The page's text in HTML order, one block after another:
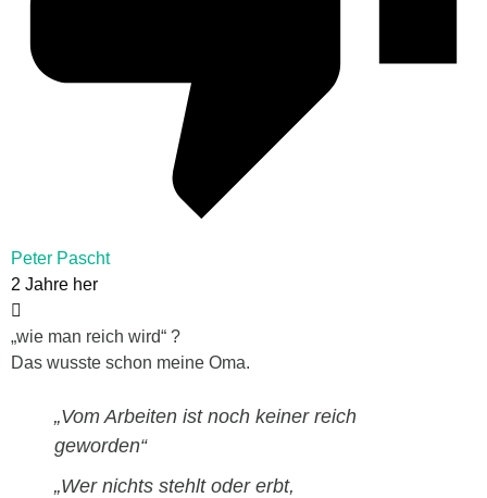
Peter Pascht
2 Jahre her
„wie man reich wird“ ?
Das wusste schon meine Oma.
„Vom Arbeiten ist noch keiner reich
geworden“
„Wer nichts stehlt oder erbt,